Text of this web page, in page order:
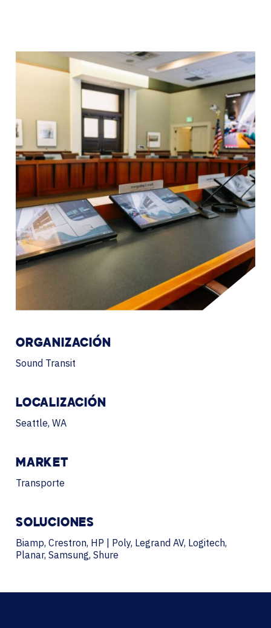
ORGANIZACIÓN
Sound Transit
LOCALIZACIÓN
Seattle, WA
MARKET
Transporte
SOLUCIONES
Biamp, Crestron, HP | Poly, Legrand AV, Logitech,
Planar, Samsung, Shure